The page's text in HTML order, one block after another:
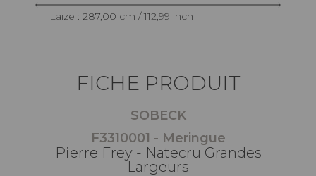
Laize : 287,00 cm / 112,99 inch
FICHE PRODUIT
SOBECK
F3310001 - Meringue
Pierre Frey - Natecru Grandes
Largeurs